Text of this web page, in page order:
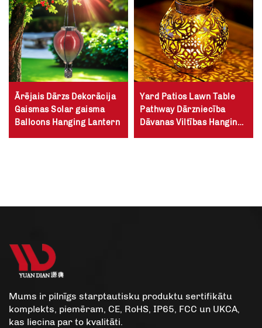
Ārējais Dārzs Dekorācija
Gaismas Solar gaisma
Balloons Hanging Lantern
Yard Patios Lawn Table
Pathway Dārzniecība
Dāvanas Viltības Hanging
Mums ir pilnīgs starptautisku produktu sertifikātu
komplekts, piemēram, CE, RoHS, IP65, FCC un UKCA,
kas liecina par to kvalitāti.